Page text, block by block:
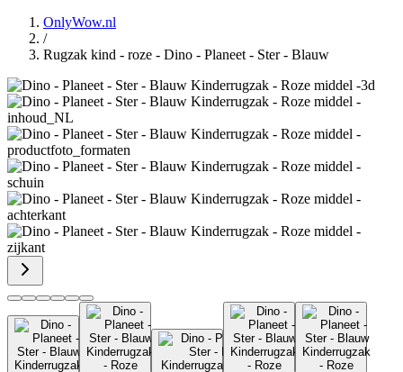
OnlyWow.nl
/
Rugzak kind - roze - Dino - Planeet - Ster - Blauw